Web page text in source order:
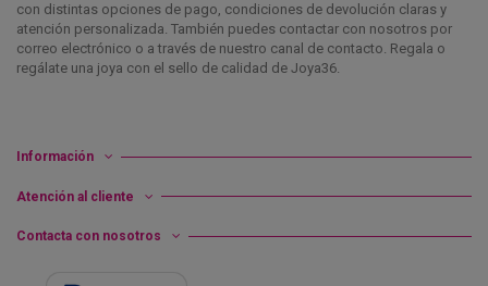
con distintas opciones de pago, condiciones de devolución claras y
atención personalizada. También puedes contactar con nosotros por
correo electrónico o a través de nuestro canal de contacto. Regala o
regálate una joya con el sello de calidad de Joya36.
Información
Atención al cliente
Contacta con nosotros